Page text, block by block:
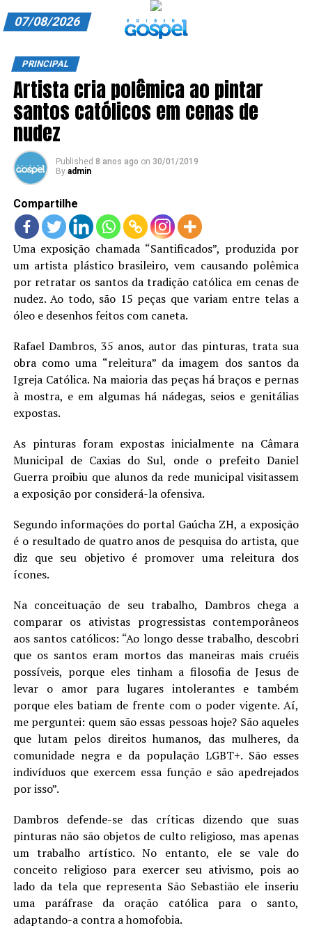
ANUNCIE CONOSCO
ASSINE
CARRINHO
EDITORIAL
ENTREVISTAS
EXPEDIENTE
FINALIZAR COMPRA
HOME
LANÇAMENTOS
07/08/2026
PRINCIPAL
Artista cria polêmica ao pintar
santos católicos em cenas de
nudez
Published 8 anos ago on 30/01/2019
By admin
Compartilhe
Uma exposição chamada “Santificados”, produzida por
um artista plástico brasileiro, vem causando polêmica
por retratar os santos da tradição católica em cenas de
nudez. Ao todo, são 15 peças que variam entre telas a
óleo e desenhos feitos com caneta.
Rafael Dambros, 35 anos, autor das pinturas, trata sua
obra como uma “releitura” da imagem dos santos da
Igreja Católica. Na maioria das peças há braços e pernas
à mostra, e em algumas há nádegas, seios e genitálias
expostas.
As pinturas foram expostas inicialmente na Câmara
Municipal de Caxias do Sul, onde o prefeito Daniel
Guerra proibiu que alunos da rede municipal visitassem
a exposição por considerá-la ofensiva.
Segundo informações do portal Gaúcha ZH, a exposição
é o resultado de quatro anos de pesquisa do artista, que
diz que seu objetivo é promover uma releitura dos
ícones.
Na conceituação de seu trabalho, Dambros chega a
comparar os ativistas progressistas contemporâneos
aos santos católicos: “Ao longo desse trabalho, descobri
que os santos eram mortos das maneiras mais cruéis
possíveis, porque eles tinham a filosofia de Jesus de
levar o amor para lugares intolerantes e também
porque eles batiam de frente com o poder vigente. Aí,
me perguntei: quem são essas pessoas hoje? São aqueles
que lutam pelos direitos humanos, das mulheres, da
comunidade negra e da população LGBT+. São esses
indivíduos que exercem essa função e são apedrejados
por isso”.
Dambros defende-se das críticas dizendo que suas
pinturas não são objetos de culto religioso, mas apenas
um trabalho artístico. No entanto, ele se vale do
conceito religioso para exercer seu ativismo, pois ao
lado da tela que representa São Sebastião ele inseriu
uma paráfrase da oração católica para o santo,
adaptando-a contra a homofobia.